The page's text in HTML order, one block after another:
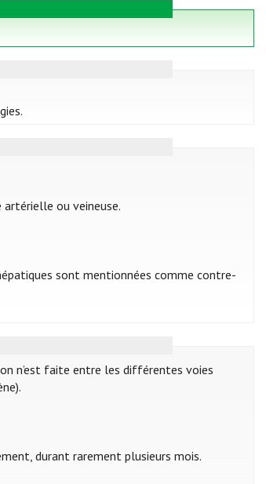
ou veineuse.
sont mentionnées comme contre-
n’est faite entre les différentes voies
durant rarement plusieurs mois.